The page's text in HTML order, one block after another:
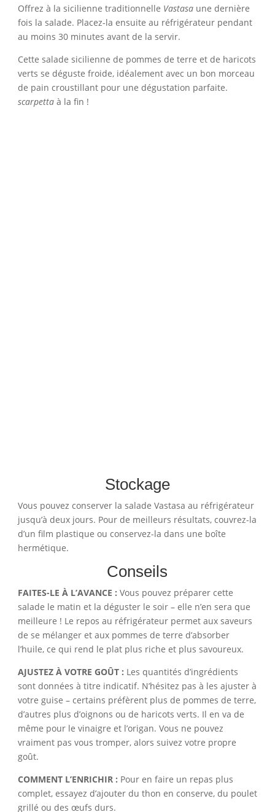
Offrez à la sicilienne traditionnelle Vastasaune dernière
fois la salade. Placez-la ensuite au réfrigérateur pendant
au moins 30 minutes avant de la servir.
Cette salade sicilienne de pommes de terre et de haricots
verts se déguste froide, idéalement avec un bon morceau
de pain croustillant pour une dégustation parfaite.
scarpettaà la fin !
Stockage
Vous pouvez conserver la salade Vastasa au réfrigérateur
jusqu’à deux jours. Pour de meilleurs résultats, couvrez-la
d’un film plastique ou conservez-la dans une boîte
hermétique.
Conseils
FAITES-LE À L’AVANCE : Vous pouvez préparer cette
salade le matin et la déguster le soir – elle n’en sera que
meilleure ! Le repos au réfrigérateur permet aux saveurs
de se mélanger et aux pommes de terre d’absorber
l’huile, ce qui rend le plat plus riche et plus savoureux.
AJUSTEZ À VOTRE GOÛT : Les quantités d’ingrédients
sont données à titre indicatif. N’hésitez pas à les ajuster à
votre guise – certains préfèrent plus de pommes de terre,
d’autres plus d’oignons ou de haricots verts. Il en va de
même pour le vinaigre et l’origan. Vous ne pouvez
vraiment pas vous tromper, alors suivez votre propre
goût.
COMMENT L’ENRICHIR : Pour en faire un repas plus
complet, essayez d’ajouter du thon en conserve, du poulet
grillé ou des œufs durs.